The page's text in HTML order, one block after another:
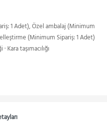
1 Adet), Özel ambalaj (Minimum
(Minimum Sipariş: 1 Adet)
Kara taşımacılığı